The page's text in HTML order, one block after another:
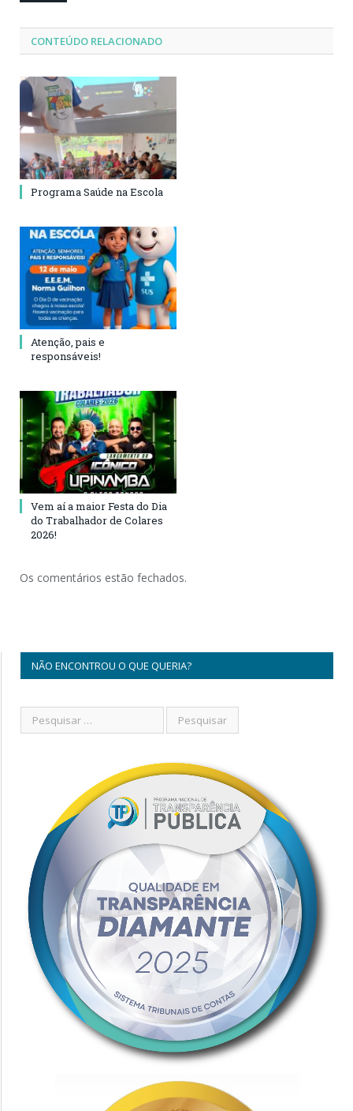
CONTEÚDO RELACIONADO
Programa Saúde na Escola
Atenção, pais e
responsáveis!
Vem aí a maior Festa do Dia
do Trabalhador de Colares
2026!
Os comentários estão fechados.
NÃO ENCONTROU O QUE QUERIA?